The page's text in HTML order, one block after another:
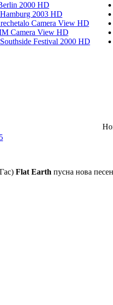
2000 HD
2003 HD
Camera View HD
Camera View HD
Festival 2000 HD
Flat Earth пусна нова